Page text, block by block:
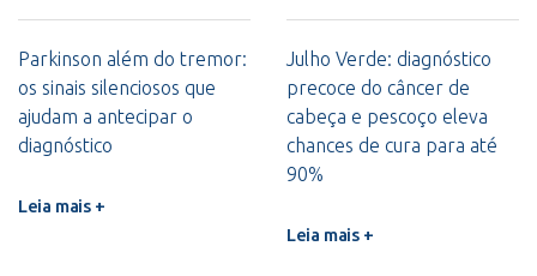
Parkinson além do tremor:
os sinais silenciosos que
ajudam a antecipar o
diagnóstico
Leia mais +
Julho Verde: diagnóstico
precoce do câncer de
cabeça e pescoço eleva
chances de cura para até
90%
Leia mais +